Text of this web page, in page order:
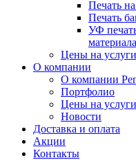
Печать
Печать
УФ
Цены на услуги
О компании
О компании
Портфолио
Цены на услуги
Новости
Доставка и оплата
Акции
Контакты